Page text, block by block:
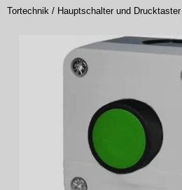
Tortechnik / Hauptschalter und Drucktaster